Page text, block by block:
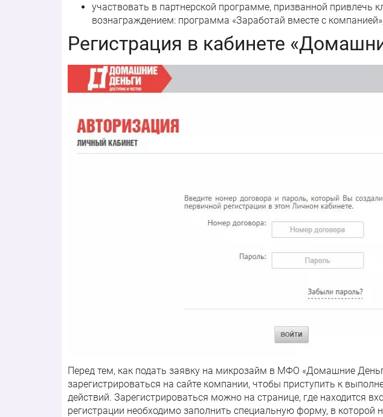
участвовать в партнерской программе, призванной привлечь
вознаграждением: программа «Заработай вместе с
Регистрация в кабинете
Перед тем, как подать заявку на микрозайм в МФО «Домашние
зарегистрироваться на сайте компании, чтобы приступить к
действий. Зарегистрироваться можно на странице, где находится
регистрации необходимо заполнить специальную форму, в которой